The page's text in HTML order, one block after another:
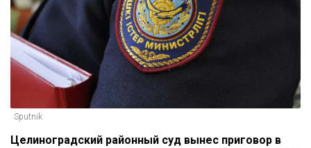
Sputnik
Целиноградский районный суд вынес приговор в